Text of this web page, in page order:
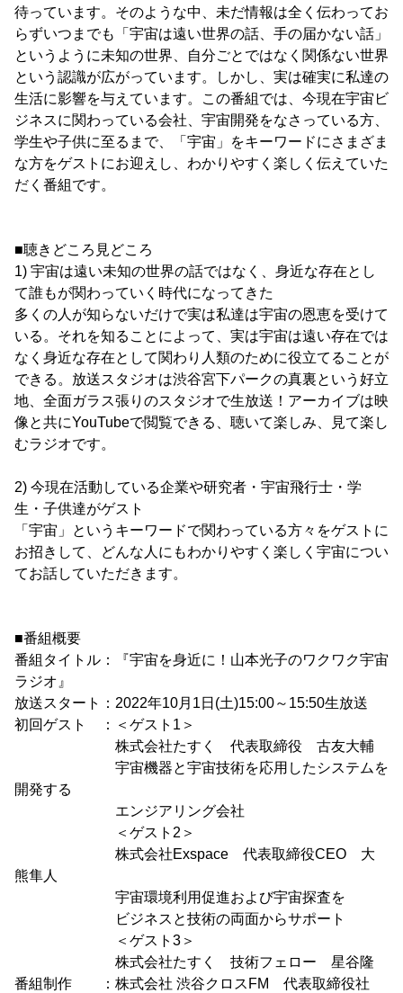
待っています。そのような中、未だ情報は全く伝わってお
らずいつまでも「宇宙は遠い世界の話、手の届かない話」
というように未知の世界、自分ごとではなく関係ない世界
という認識が広がっています。しかし、実は確実に私達の
生活に影響を与えています。この番組では、今現在宇宙ビ
ジネスに関わっている会社、宇宙開発をなさっている方、
学生や子供に至るまで、「宇宙」をキーワードにさまざま
な方をゲストにお迎えし、わかりやすく楽しく伝えていた
だく番組です。
■聴きどころ見どころ
1) 宇宙は遠い未知の世界の話ではなく、身近な存在とし
て誰もが関わっていく時代になってきた
多くの人が知らないだけで実は私達は宇宙の恩恵を受けて
いる。それを知ることによって、実は宇宙は遠い存在では
なく身近な存在として関わり人類のために役立てることが
できる。放送スタジオは渋谷宮下パークの真裏という好立
地、全面ガラス張りのスタジオで生放送！アーカイブは映
像と共にYouTubeで閲覧できる、聴いて楽しみ、見て楽し
むラジオです。
2) 今現在活動している企業や研究者・宇宙飛行士・学
生・子供達がゲスト
「宇宙」というキーワードで関わっている方々をゲストに
お招きして、どんな人にもわかりやすく楽しく宇宙につい
てお話していただきます。
■番組概要
番組タイトル：『宇宙を身近に！山本光子のワクワク宇宙
ラジオ』
放送スタート：2022年10月1日(土)15:00～15:50生放送
初回ゲスト ：＜ゲスト1＞
株式会社たすく 代表取締役 古友大輔
宇宙機器と宇宙技術を応用したシステムを
開発する
エンジアリング会社
＜ゲスト2＞
株式会社Exspace 代表取締役CEO 大
熊隼人
宇宙環境利用促進および宇宙探査を
ビジネスと技術の両面からサポート
＜ゲスト3＞
株式会社たすく 技術フェロー 星谷隆
番組制作 ：株式会社 渋谷クロスFM 代表取締役社